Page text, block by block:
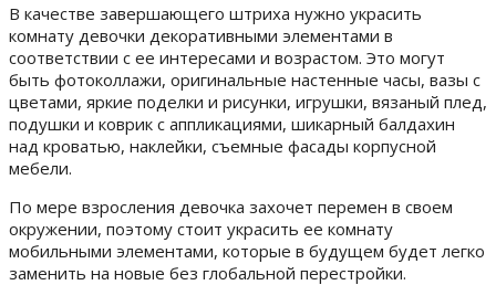
В качестве завершающего штриха нужно украсить
комнату девочки декоративными элементами в
соответствии с ее интересами и возрастом. Это могут
быть фотоколлажи, оригинальные настенные часы, вазы с
цветами, яркие поделки и рисунки, игрушки, вязаный плед,
подушки и коврик с аппликациями, шикарный балдахин
над кроватью, наклейки, съемные фасады корпусной
мебели.
По мере взросления девочка захочет перемен в своем
окружении, поэтому стоит украсить ее комнату
мобильными элементами, которые в будущем будет легко
заменить на новые без глобальной перестройки.